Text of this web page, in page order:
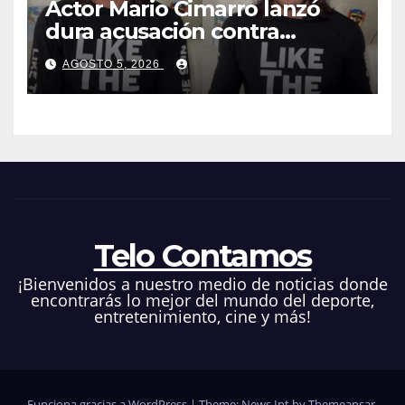
Actor Mario Cimarro lanzó
dura acusación contra
Telemundo y advirtió que lo
que hacen en su contra es
ilegal en EEUU
AGOSTO 5, 2026
Telo Contamos
¡Bienvenidos a nuestro medio de noticias donde
encontrarás lo mejor del mundo del deporte,
entretenimiento, cine y más!